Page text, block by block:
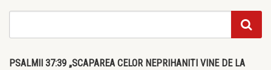
PSALMII 37:39 „SCAPAREA CELOR NEPRIHANITI VINE DE LA